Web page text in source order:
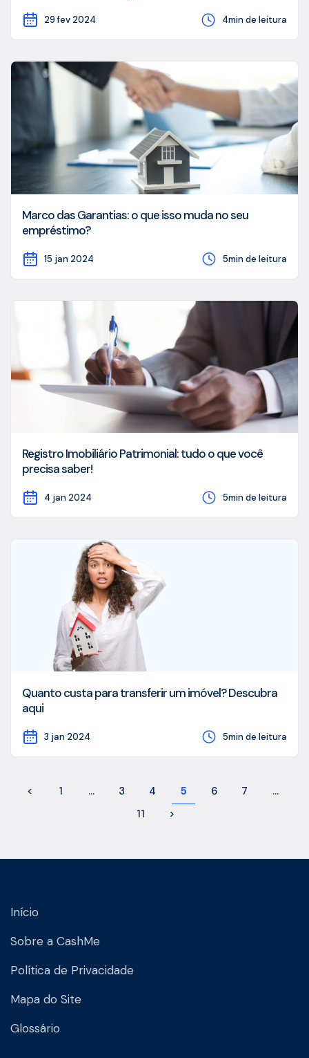
29 fev 2024 4min de leitura
Marco das Garantias: o que isso muda no seu
empréstimo?
15 jan 2024 5min de leitura
Registro Imobiliário Patrimonial: tudo o que você
precisa saber!
4 jan 2024 5min de leitura
Quanto custa para transferir um imóvel? Descubra
aqui
3 jan 2024 5min de leitura
< 1 … 3 4 5 6 7
…
11
>
Início
Sobre a CashMe
Política de Privacidade
Mapa do Site
Glossário